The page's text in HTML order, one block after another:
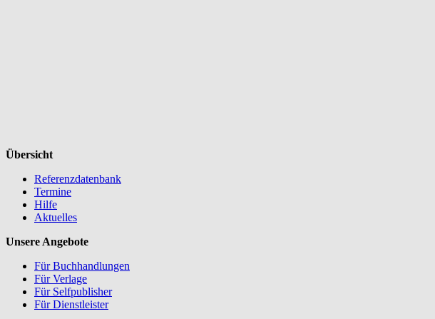
Übersicht
Referenzdatenbank
Termine
Hilfe
Aktuelles
Unsere Angebote
Für Buchhandlungen
Für Verlage
Für Selfpublisher
Für Dienstleister